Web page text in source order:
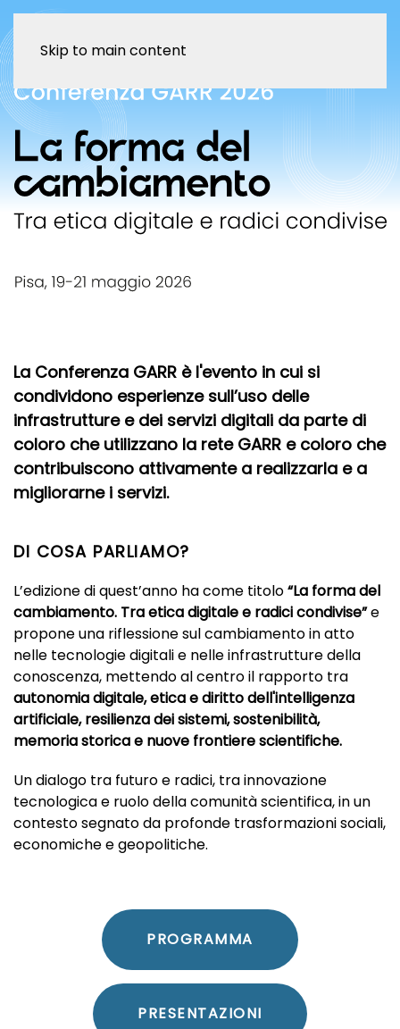
Skip to main content
La Conferenza GARR è l'evento in cui si
condividono esperienze sull’uso delle
infrastrutture e dei servizi digitali da parte di
coloro che utilizzano la rete GARR e coloro che
contribuiscono attivamente a realizzarla e a
migliorarne i servizi.
DI COSA PARLIAMO?
L’edizione di quest’anno ha come titolo“La forma del
cambiamento. Tra etica digitale e radici condivise”e
propone una riflessione sul cambiamento in atto
nelle tecnologie digitali e nelle infrastrutture della
conoscenza, mettendo al centro il rapporto tra
autonomia digitale, etica e diritto dell'intelligenza
artificiale, resilienza dei sistemi, sostenibilità,
memoria storica e nuove frontiere scientifiche.
Un dialogo tra futuro e radici, tra innovazione
tecnologica e ruolo della comunità scientifica, in un
contesto segnato da profonde trasformazioni sociali,
economiche e geopolitiche.
PROGRAMMA
PRESENTAZIONI